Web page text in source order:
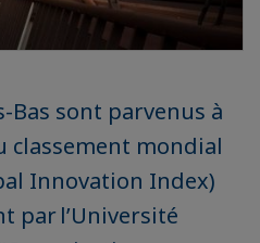
Bas sont parvenus à
classement mondial
Innovation Index)
par l’Université